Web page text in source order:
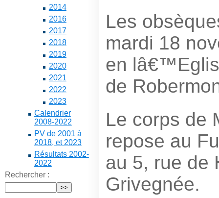
2014
2016
2017
2018
2019
2020
2021
2022
2023
Calendrier
2008-2022
PV de 2001 à
2018, et 2023
Résultats 2002-
2022
Rechercher :
Les
mardi 18
en
de
Le corps de
repose au
au 5, rue de
Grivegnée.